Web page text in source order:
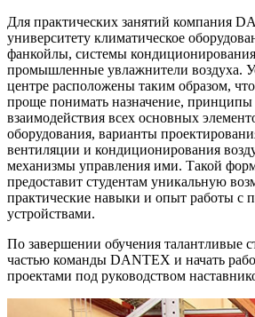
Для практических занятий компания
университету климатическое
фанкойлы, системы
промышленные увлажнители воздуха.
центре расположены таким образом,
проще понимать назначение, принципы
взаимодействия всех основных
оборудования, варианты
вентиляции и кондиционирования
механизмы управления ими. Такой
предоставит студентам уникальную
практические навыки и опыт работы с
устройствами.
По завершении обучения талантливые
частью команды DANTEX и начать
проектами под руководством